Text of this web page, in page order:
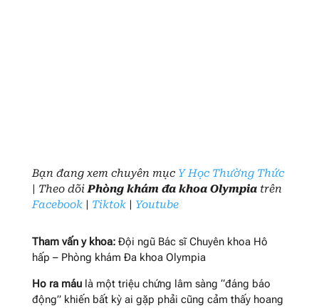
Bạn đang xem chuyên mục Y Học Thường Thức
| Theo dõiPhòng khám đa khoa Olympiatrên
Facebook| Tiktok| Youtube
Tham vấn y khoa:Đội ngũ Bác sĩ Chuyên khoa Hô
hấp – Phòng khám Đa khoa Olympia
Ho ra máulà một triệu chứng lâm sàng “đáng báo
động” khiến bất kỳ ai gặp phải cũng cảm thấy hoang